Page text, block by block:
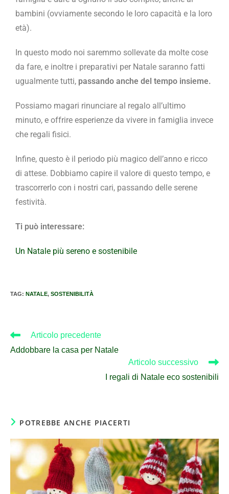
bambini (ovviamente secondo le loro capacità e la loro
età).
In questo modo noi saremmo sollevate da molte cose
da fare, e inoltre i preparativi per Natale saranno fatti
ugualmente tutti, passando anche del tempo insieme.
Possiamo magari rinunciare al regalo all’ultimo
minuto, e offrire esperienze da vivere in famiglia invece
che regali fisici.
Infine, questo è il periodo più magico dell’anno e ricco
di attese. Dobbiamo capire il valore di questo tempo, e
trascorrerlo con i nostri cari, passando delle serene
festività.
Ti può interessare:
Un Natale più sereno e sostenibile
TAG: NATALE, SOSTENIBILITÀ
Articolo precedente
Addobbare la casa per Natale
Articolo successivo
I regali di Natale eco sostenibili
POTREBBE ANCHE PIACERTI